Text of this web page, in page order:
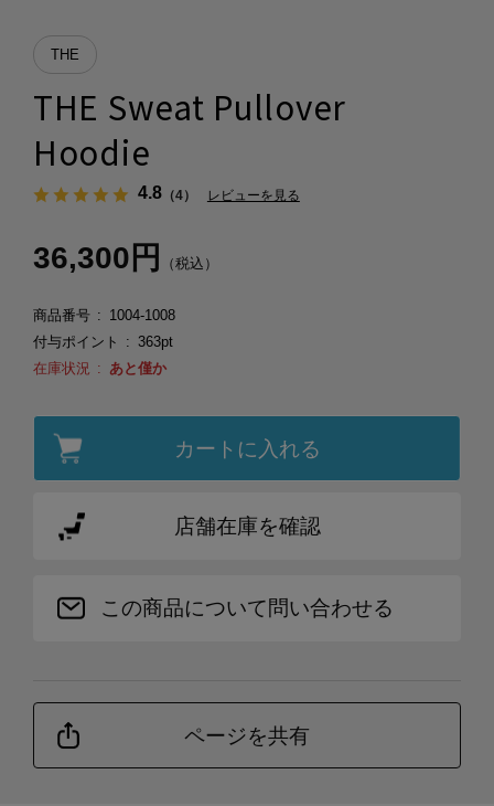
THE
THE Sweat Pullover
Hoodie
4.8（4） レビューを見る
36,300円 （税込）
商品番号
1004-1008
付与ポイント
363pt
在庫状況
あと僅か
カートに入れる
店舗在庫を確認
この商品について問い合わせる
ページを共有